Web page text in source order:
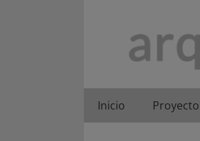
Inicio Proyecto